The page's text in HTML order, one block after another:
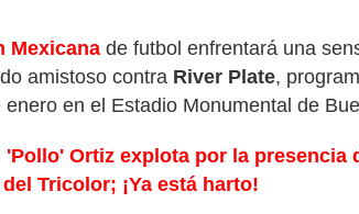
Mexicana de futbol enfrentará una
amistoso contra River Plate,
enero en el Estadio Monumental de
'Pollo' Ortiz explota por la presencia
Tricolor; ¡Ya está harto!